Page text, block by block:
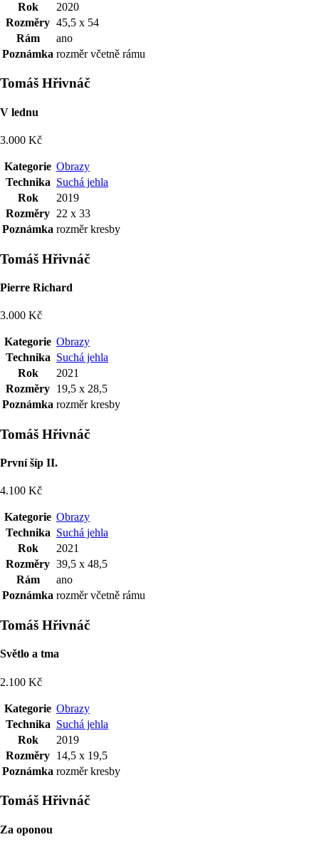
Rok
2020
Rozměry 45,5 x 54
Rám
ano
Poznámka rozměr včetně rámu
Tomáš Hřivnáč
V lednu
3.000 Kč
Kategorie Obrazy
Technika Suchá jehla
Rok
2019
Rozměry 22 x 33
Poznámka rozměr kresby
Tomáš Hřivnáč
Pierre Richard
3.000 Kč
Kategorie Obrazy
Technika Suchá jehla
Rok
2021
Rozměry 19,5 x 28,5
Poznámka rozměr kresby
Tomáš Hřivnáč
První šíp II.
4.100 Kč
Kategorie Obrazy
Technika Suchá jehla
Rok
2021
Rozměry 39,5 x 48,5
Rám
ano
Poznámka rozměr včetně rámu
Tomáš Hřivnáč
Světlo a tma
2.100 Kč
Kategorie Obrazy
Technika Suchá jehla
Rok
2019
Rozměry 14,5 x 19,5
Poznámka rozměr kresby
Tomáš Hřivnáč
Za oponou